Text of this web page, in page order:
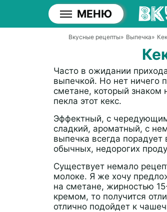
МЕНЮ
Вкусные рецепты» Выпечка»
Часто в ожидании
выпечкой. Но нет ничего
сметане, который знаком
пекла этот кекс.
Эффектный, с
сладкий, ароматный, с
выпечка всегда порадует
обычных, недорогих
Существует немало
молоке. Я же хочу
на сметане, жирностью
кремом, то получится
отлично подойдет к